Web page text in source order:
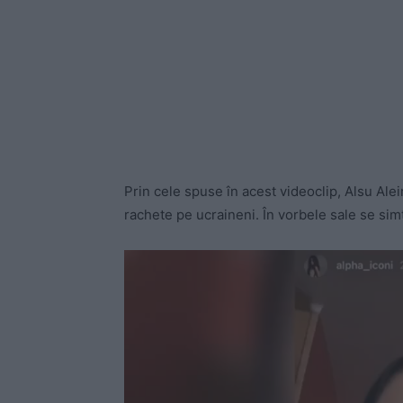
Prin cele spuse în acest videoclip, Alsu
rachete pe ucraineni. În vorbele sale se